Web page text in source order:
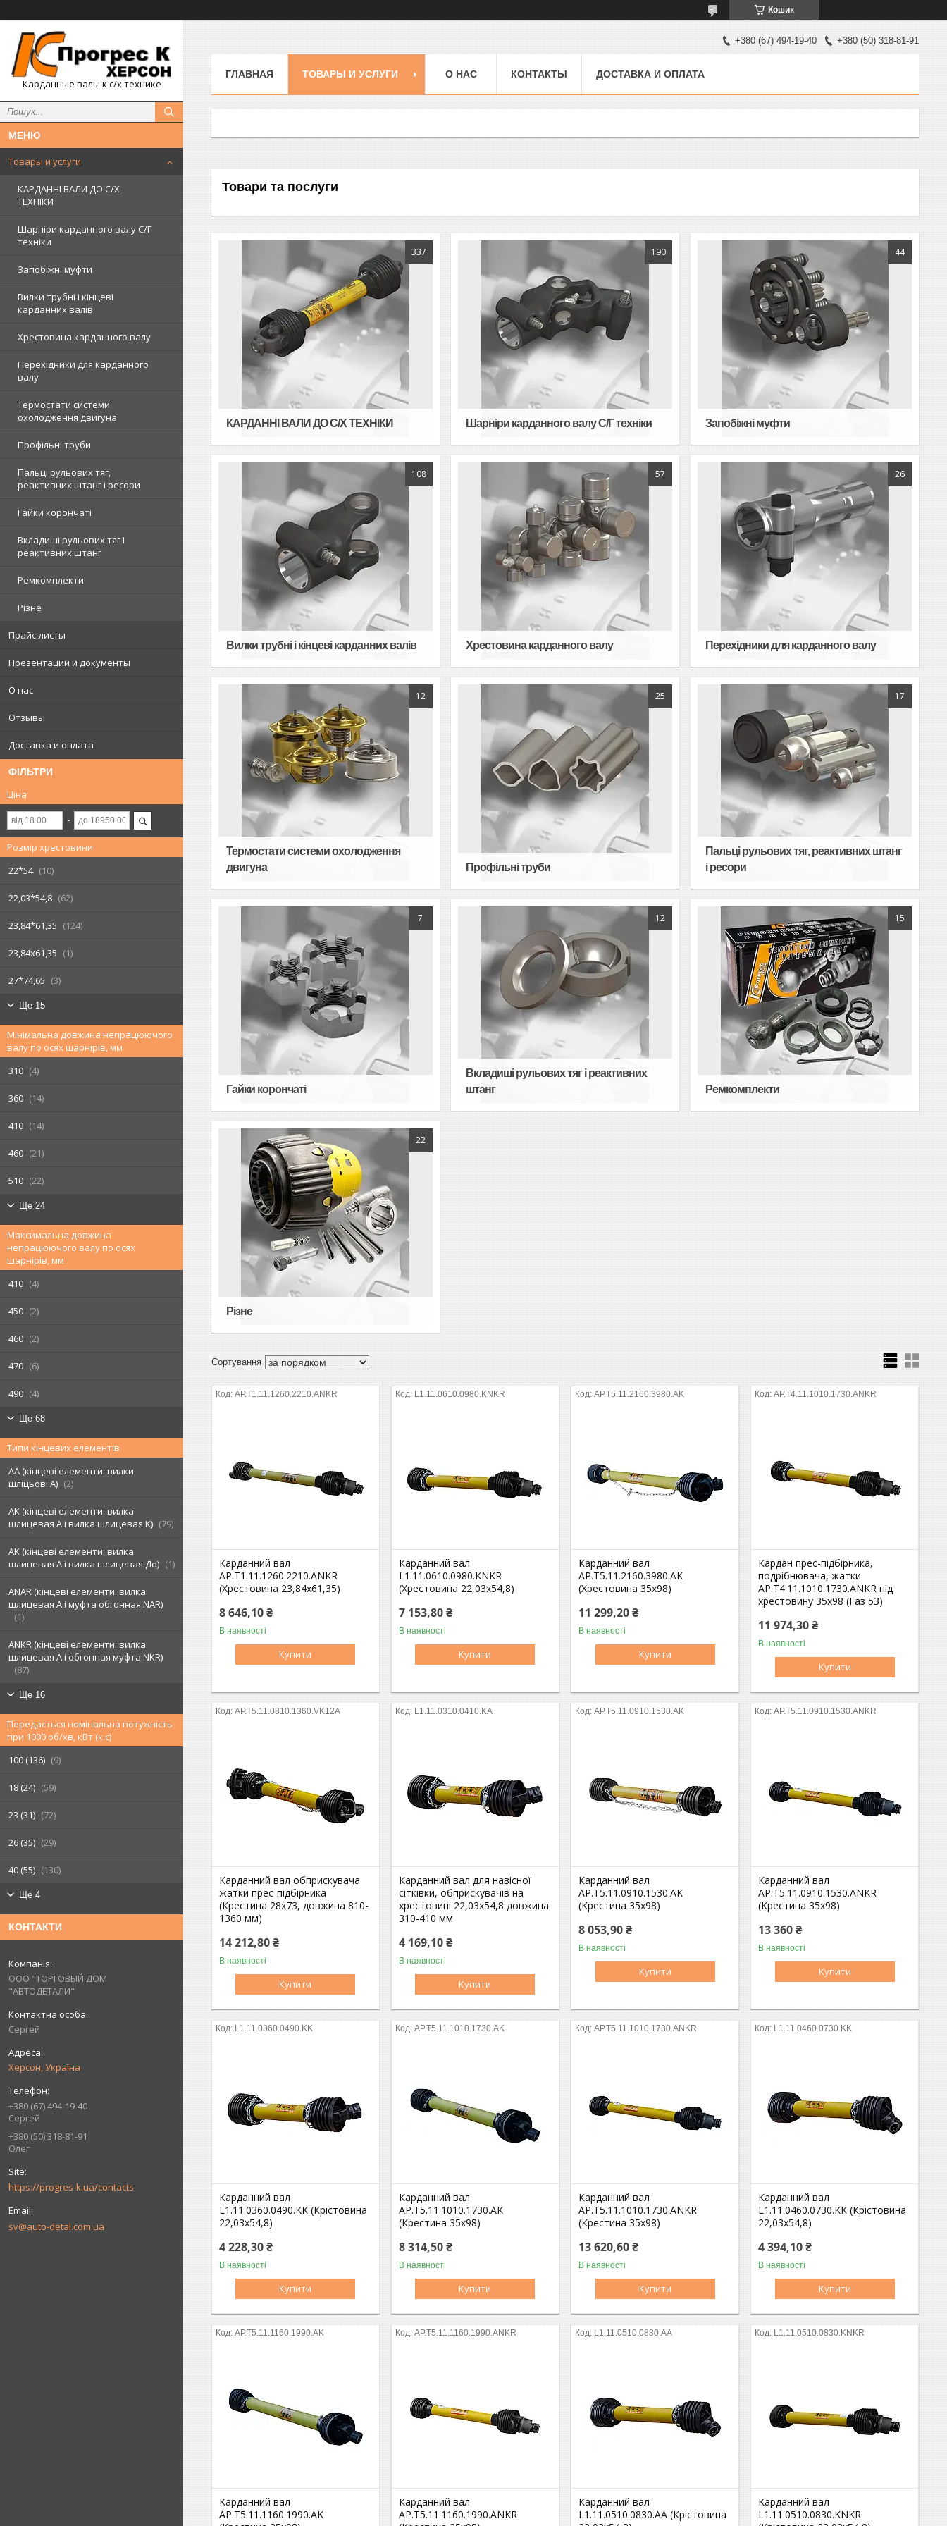
Кошик
Карданные валы к с/х технике
Товары и услуги
КАРДАННІ ВАЛИ ДО С/Х
ТЕХНІКИ
Шарніри карданного валу С/Г
техніки
Запобіжні муфти
Вилки трубні і кінцеві
карданних валів
Хрестовина карданного валу
Перехідники для карданного
валу
Термостати системи
охолодження двигуна
Профільні труби
Пальці рульових тяг,
реактивних штанг і ресори
Гайки корончаті
Вкладиші рульових тяг і
реактивних штанг
Ремкомплекти
Різне
Прайс-листы
Презентации и документы
О нас
Отзывы
Доставка и оплата
ФІЛЬТРИ
Ціна
Розмір хрестовини
22*54
10
22,03*54,8 62
23,84*61,35 124
23,84х61,35 1
27*74,65 3
Ще 15
Мінімальна довжина непрацюючого
валу по осях шарнірів, мм
310
4
360 14
410 14
460 21
510 22
Ще 24
Максимальна довжина
непрацюючого валу по осях
шарнірів, мм
410
4
450 2
460 2
470 6
490 4
Ще 68
Типи кінцевих елементів
AA (кінцеві елементи: вилки
шліцьові A)
2
AK (кінцеві елементи: вилка
шлицевая A і вилка шлицевая K)
79
AK (кінцеві елементи: вилка
шлицевая А і вилка шлицевая До)
1
ANAR (кінцеві елементи: вилка
шлицевая A і муфта обгонная NAR)
1
ANKR (кінцеві елементи: вилка
шлицевая А і обгонная муфта NKR)
87
Ще 16
Передається номінальна потужність
при 1000 об/хв, кВт (к.с)
100 (136)
9
18 (24) 59
23 (31) 72
26 (35) 29
40 (55) 130
Ще 4
КОНТАКТИ
ООО "ТОРГОВЫЙ ДОМ
"АВТОДЕТАЛИ"
Сергей
Херсон, Україна
+380 (67) 494-19-40
Сергей
+380 (50) 318-81-91
Олег
https://progres-k.ua/contacts
sv@auto-detal.com.ua
+380 (67) 494-19-40 +380 (50) 318-81-91
ГЛАВНАЯ ТОВАРЫ И УСЛУГИ О НАС КОНТАКТЫ ДОСТАВКА И ОПЛАТА
Товари та послуги
337
КАРДАННІ ВАЛИ ДО С/Х ТЕХНІКИ
190
Шарніри карданного валу С/Г техніки
44
Запобіжні муфти
108
Вилки трубні і кінцеві карданних валів
57
Хрестовина карданного валу
26
Перехідники для карданного валу
12
Термостати системи охолодження
двигуна
25
Профільні труби
17
Пальці рульових тяг, реактивних штанг
і ресори
7
Гайки корончаті
12
Вкладиші рульових тяг і реактивних
штанг
15
Ремкомплекти
22
Різне
AP.T1.11.1260.2210.ANKR
Карданний вал
AP.T1.11.1260.2210.ANKR
(Хрестовина 23,84х61,35)
8 646,10 ₴
В наявності
Купити
L1.11.0610.0980.KNKR
Карданний вал
L1.11.0610.0980.KNKR
(Хрестовина 22,03х54,8)
7 153,80 ₴
В наявності
Купити
AP.T5.11.2160.3980.AK
Карданний вал
AP.T5.11.2160.3980.AK
(Хрестовина 35х98)
11 299,20 ₴
В наявності
Купити
AP.T4.11.1010.1730.ANKR
Кардан прес-підбірника,
подрібнювача, жатки
AP.T4.11.1010.1730.ANKR під
хрестовину 35х98 (Газ 53)
11 974,30 ₴
В наявності
Купити
AP.T5.11.0810.1360.VK12A
Карданний вал обприскувача
жатки прес-підбірника
(Крестина 28х73, довжина 810-
1360 мм)
14 212,80 ₴
В наявності
Купити
L1.11.0310.0410.KA
Карданний вал для навісної
сітківки, обприскувачів на
хрестовині 22,03х54,8 довжина
310-410 мм
4 169,10 ₴
В наявності
Купити
AP.T5.11.0910.1530.AK
Карданний вал
AP.T5.11.0910.1530.AK
(Крестина 35х98)
8 053,90 ₴
В наявності
Купити
AP.T5.11.0910.1530.ANKR
Карданний вал
AP.T5.11.0910.1530.ANKR
(Крестина 35х98)
13 360 ₴
В наявності
Купити
L1.11.0360.0490.KK
Карданний вал
L1.11.0360.0490.KK (Крістовина
22,03х54,8)
4 228,30 ₴
В наявності
Купити
AP.T5.11.1010.1730.AK
Карданний вал
AP.T5.11.1010.1730.AK
(Крестина 35х98)
8 314,50 ₴
В наявності
Купити
AP.T5.11.1010.1730.ANKR
Карданний вал
AP.T5.11.1010.1730.ANKR
(Крестина 35х98)
13 620,60 ₴
В наявності
Купити
L1.11.0460.0730.KK
Карданний вал
L1.11.0460.0730.KK (Крістовина
22,03х54,8)
4 394,10 ₴
В наявності
Купити
AP.T5.11.1160.1990.AK
Карданний вал
AP.T5.11.1160.1990.AK
AP.T5.11.1160.1990.ANKR
Карданний вал
AP.T5.11.1160.1990.ANKR
L1.11.0510.0830.AA
Карданний вал
L1.11.0510.0830.AA (Крістовина
L1.11.0510.0830.KNKR
Карданний вал
L1.11.0510.0830.KNKR